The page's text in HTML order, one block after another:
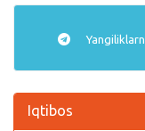
Iqtibos